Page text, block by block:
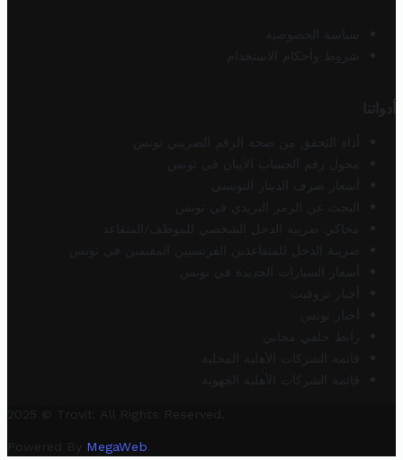
سياسة الخصوصية
شروط وأحكام الاستخدام
أدواتنا
أداة التحقق من صحة الرقم الضريبي تونس
محول رقم الحساب الآيبان في تونس
أسعار صرف الدينار التونسي
البحث عن الرمز البريدي في تونس
محاكي ضريبة الدخل الشخصي للموظف/المتقاعد
ضريبة الدخل للمتقاعدين الفرنسيين المقيمين في تونس
أسعار السيارات الجديدة في تونس
أخبار تروفيت
أخبار تونس
رابط خلفي مجاني
قائمة الشركات الأهلية المحلية
قائمة الشركات الأهلية الجهوية
2025 © Trovit. All Rights Reserved.
Powered By MegaWeb